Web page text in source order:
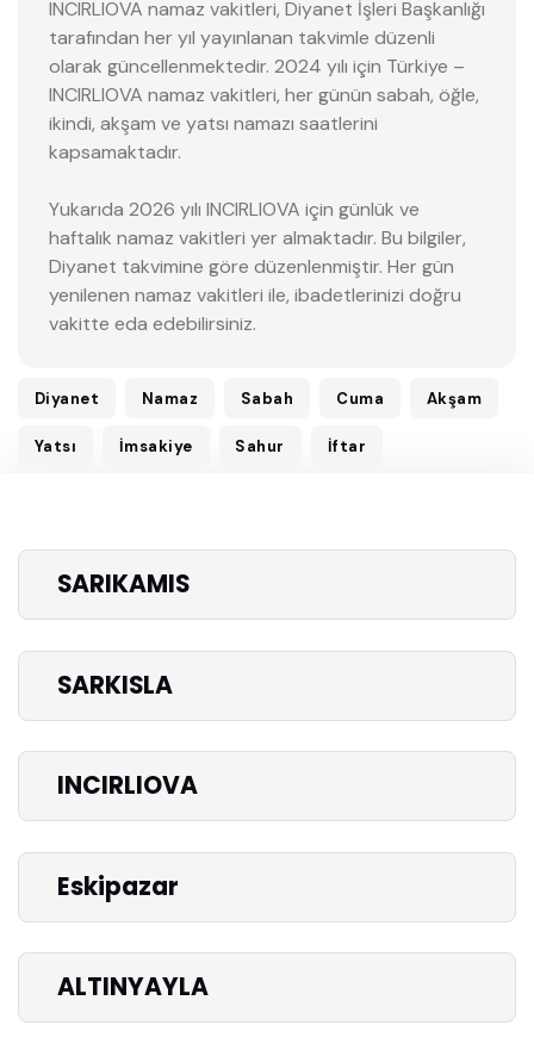
INCIRLIOVA namaz vakitleri, Diyanet İşleri Başkanlığı
tarafından her yıl yayınlanan takvimle düzenli
olarak güncellenmektedir. 2024 yılı için Türkiye –
INCIRLIOVA namaz vakitleri, her günün sabah, öğle,
ikindi, akşam ve yatsı namazı saatlerini
kapsamaktadır.
Yukarıda 2026 yılı INCIRLIOVA için günlük ve
haftalık namaz vakitleri yer almaktadır. Bu bilgiler,
Diyanet takvimine göre düzenlenmiştir. Her gün
yenilenen namaz vakitleri ile, ibadetlerinizi doğru
vakitte eda edebilirsiniz.
Diyanet Namaz Sabah Cuma Akşam
Yatsı İmsakiye Sahur İftar
SARIKAMIS
SARKISLA
INCIRLIOVA
Eskipazar
ALTINYAYLA